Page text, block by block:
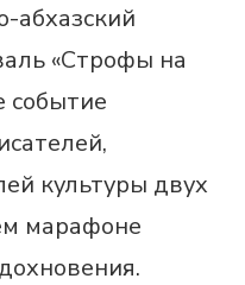
«Строфы на
событие
культуры двух
марафоне